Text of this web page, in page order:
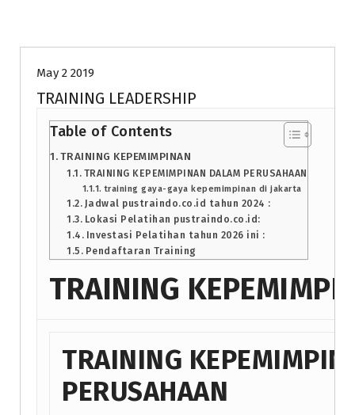
May 2 2019
TRAINING LEADERSHIP
Table of Contents
TRAINING KEPEMIMPINAN
TRAINING KEPEMIMPINAN DALAM PERUSAHAAN
training gaya-gaya kepemimpinan di jakarta
Jadwal pustraindo.co.id tahun 2024 :
Lokasi Pelatihan pustraindo.co.id:
Investasi Pelatihan tahun 2026 ini :
Pendaftaran Training
TRAINING
TRAINING
PERUSAHAAN